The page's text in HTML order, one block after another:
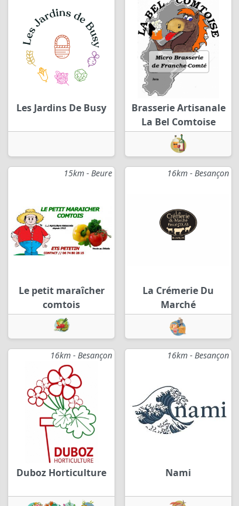
Les Jardins De Busy
Brasserie Artisanale
La Bel Comtoise
15km - Beure
Le petit maraîcher
comtois
16km - Besançon
La Crémerie Du
Marché
16km - Besançon
Duboz Horticulture
16km - Besançon
Nami